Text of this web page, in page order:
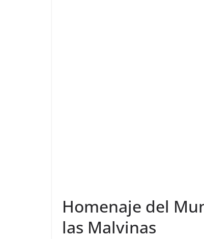
Homenaje del
las Malvinas